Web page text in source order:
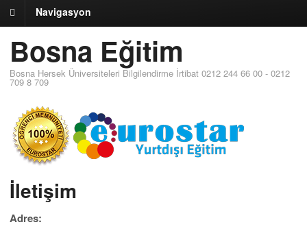
Navigasyon
Bosna Eğitim
Bosna Hersek Üniversiteleri Bilgilendirme İrtibat 0212 244 66 00 - 0212
709 8 709
İletişim
Adres: